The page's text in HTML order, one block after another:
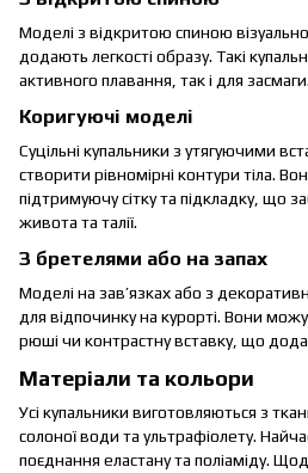
Моделі з відкритою спиною візуально
додають легкості образу. Такі
активного плавання, так і для засмаги.
Коригуючі моделі
Суцільні купальники з утягуючими
створити рівномірні контури тіла.
підтримуючу сітку та підкладку, що
живота та талії.
З бретелями або на запах
Моделі на зав’язках або з
для відпочинку на курорті. Вони
рюші чи контрастну вставку, що
Матеріали та кольори
Усі купальники виготовляються з
солоної води та ультрафіолету.
поєднання еластану та поліаміду.